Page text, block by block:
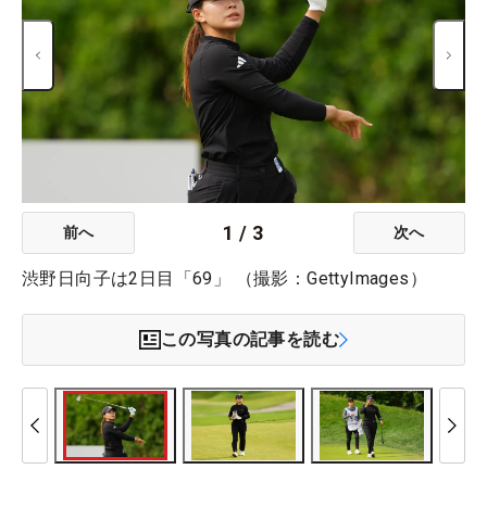
前へ 1 / 3 次へ
渋野日向子は2日目「69」 （撮影：GettyImages）
この写真の記事を読む